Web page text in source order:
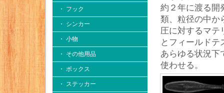
・ フック
・ シンカー
・ 小物
・ その他用品
・ ボックス
・ ステッカー
約２年に渡る開
類、粒径の中か
圧に対するマテ
とフィールドテ
あらゆる状況下
使わせる。